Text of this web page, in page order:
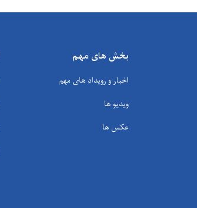
بخش های مهم
اخبار و رویداد های مهم
ویدیو ها
عکس ها